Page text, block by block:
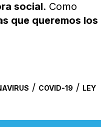
social. Como
que queremos los
/ COVID-19 / LEY